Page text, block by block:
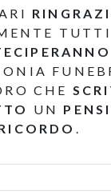
TUTTI
CHE
UN
.